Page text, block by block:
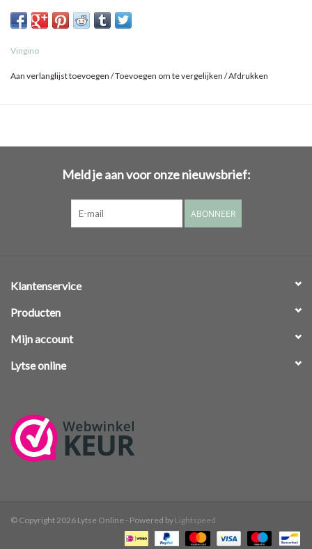
Vingino
Aan verlanglijst toevoegen /Toevoegen om te vergelijken /Afdrukken
Meld je aan voor onze nieuwsbrief:
ABONNEER
Klantenservice
Producten
Mijn account
Lytse online
© Copyright 2026 Lytse Online - Powered by Lightspeed